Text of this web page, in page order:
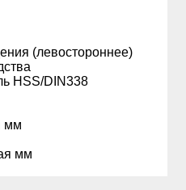
(левостороннее)
HSS/DIN338
мм
мм